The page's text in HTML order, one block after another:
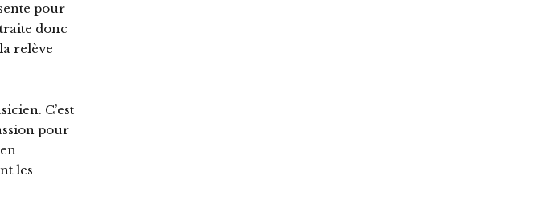
pour
donc
relève
C’est
pour
les